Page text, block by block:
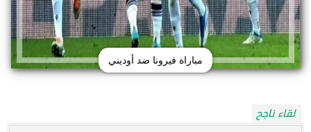
مباراة فيرونا ضد أوديني
لقاء ناجح